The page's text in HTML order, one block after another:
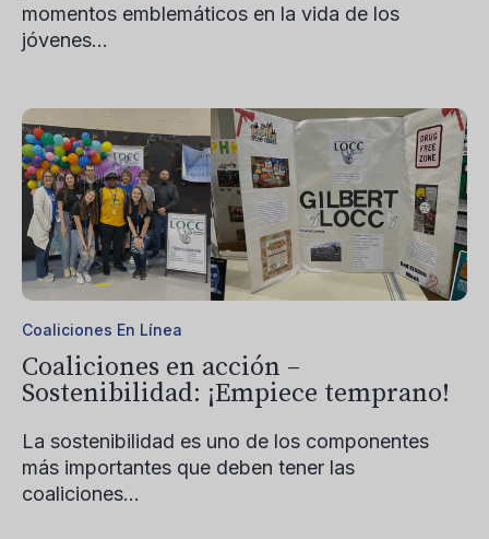
momentos emblemáticos en la vida de los
jóvenes...
Coaliciones En Línea
Coaliciones en acción –
Sostenibilidad: ¡Empiece temprano!
La sostenibilidad es uno de los componentes
más importantes que deben tener las
coaliciones...